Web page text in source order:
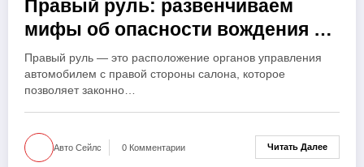
Правый руль: развенчиваем
мифы об опасности вождения и
правах
Правый руль — это расположение органов управления
автомобилем с правой стороны салона, которое
позволяет законно…
Авто Сейлс 0 Комментарии Читать Далее